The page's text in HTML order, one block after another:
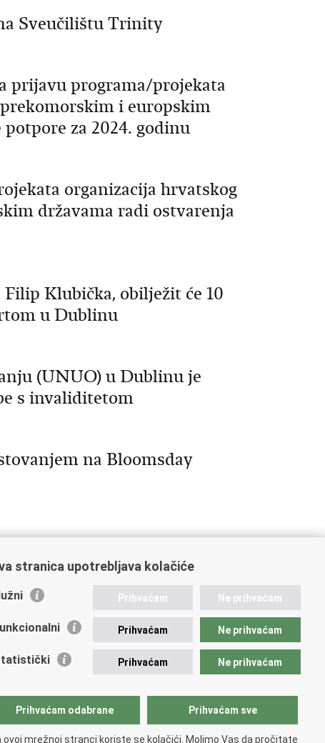
Sveučilištu Trinity
prijavu programa/projekata
i europskim
za 2024. godinu
organizacija hrvatskog
državama radi ostvarenja
Klubička, obilježit će 10
u Dublinu
(UNUO) u Dublinu je
s invaliditetom
na Bloomsday
10 Sljedeća » »»
stranica upotrebljava kolačiće
Prihvaćam Ne prihvaćam
Prihvaćam Ne prihvaćam
Prihvaćam Ne prihvaćam
Prihvaćam odabrane Prihvaćam sve
ovoj mrežnoj stranci koriste se kolačići. Molimo Vas da pročitate